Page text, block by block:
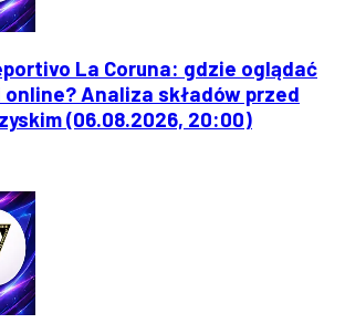
La Coruna: gdzie oglądać
Analiza składów przed
(06.08.2026, 20:00)